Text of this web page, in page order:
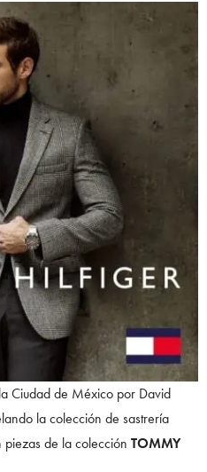
Ciudad de México por David
la colección de sastrería
de la colección TOMMY